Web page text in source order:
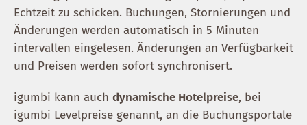
Echtzeit zu schicken. Buchungen, Stornierungen und
Änderungen werden automatisch in 5 Minuten
intervallen eingelesen. Änderungen an Verfügbarkeit
und Preisen werden sofort synchronisert.
igumbi kann auch dynamische Hotelpreise, bei
igumbi Levelpreise genannt, an die Buchungsportale